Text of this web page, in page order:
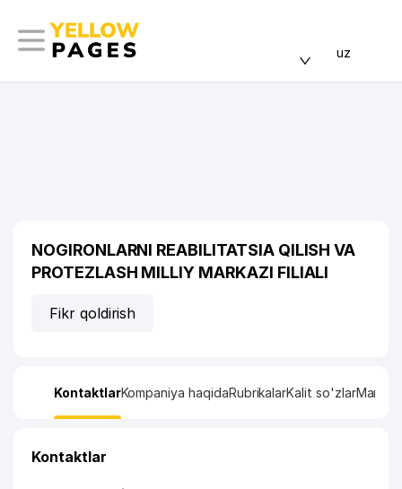
uz
NOGIRONLARNI REABILITATSIA QILISH VA
PROTEZLASH MILLIY MARKAZI FILIALI
Fikr qoldirish
KontaktlarKompaniya haqidaRubrikalarKalit so'zlarManzil
Kontaktlar